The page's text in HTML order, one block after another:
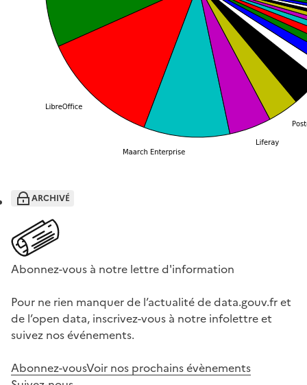
ARCHIVÉ
Abonnez-vous à notre lettre d'information
Pour ne rien manquer de l’actualité de data.gouv.fr et
de l’open data, inscrivez-vous à notre infolettre et
suivez nos événements.
Abonnez-vousVoir nos prochains évènements